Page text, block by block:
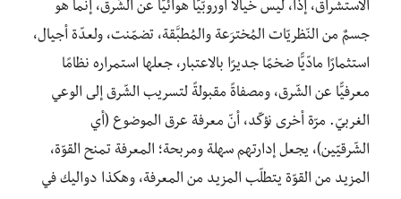
الاستشراق، إذًا، ليس خيالًا أوروبّيًّا هوائيًّا عن الشّرق، إنّما هو
جسمٌ من النّظريّات المُخترَعة والمُطبَّقة، تضمّنت، ولعدّة أجيال،
استثمارًا مادّيًّا ضخمًا جديرًا بالاعتبار، جعلها استمراره نظامًا
معرفيًّا عن الشّرق، ومصفاةً مقبولةً لتسريب الشّرق إلى الوعي
الغربيّ. مرّة أخرى نؤكّد، أنّ معرفة عرق الموضوع (أي
الشّرقيّين)، يجعل إدارتهم سهلة ومربحة؛ المعرفة تمنح القوّة،
المزيد من القوّة يتطلّب المزيد من المعرفة، وهكذا دواليك في